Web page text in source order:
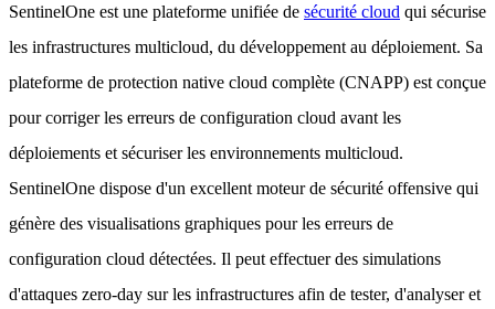
SentinelOne est une plateforme unifiée de sécurité cloud qui sécurise
les infrastructures multicloud, du développement au déploiement. Sa
plateforme de protection native cloud complète (CNAPP) est conçue
pour corriger les erreurs de configuration cloud avant les
déploiements et sécuriser les environnements multicloud.
SentinelOne dispose d'un excellent moteur de sécurité offensive qui
génère des visualisations graphiques pour les erreurs de
configuration cloud détectées. Il peut effectuer des simulations
d'attaques zero-day sur les infrastructures afin de tester, d'analyser et